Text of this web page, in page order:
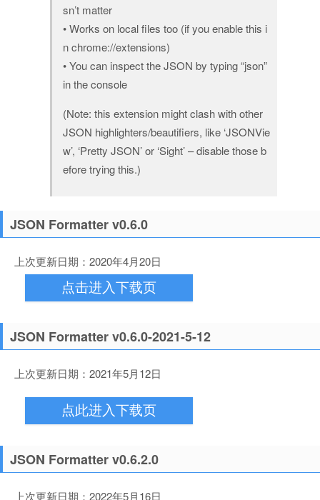
sn’t matter
• Works on local files too (if you enable this i
n chrome://extensions)
• You can inspect the JSON by typing “json”
in the console
(Note: this extension might clash with other
JSON highlighters/beautifiers, like ‘JSONVie
w’, ‘Pretty JSON’ or ‘Sight’ – disable those b
efore trying this.)
JSON Formatter v0.6.0
上次更新日期：2020年4月20日
点击进入下载页
JSON Formatter v0.6.0-2021-5-12
上次更新日期：2021年5月12日
点此进入下载页
JSON Formatter v0.6.2.0
上次更新日期：2022年5月16日